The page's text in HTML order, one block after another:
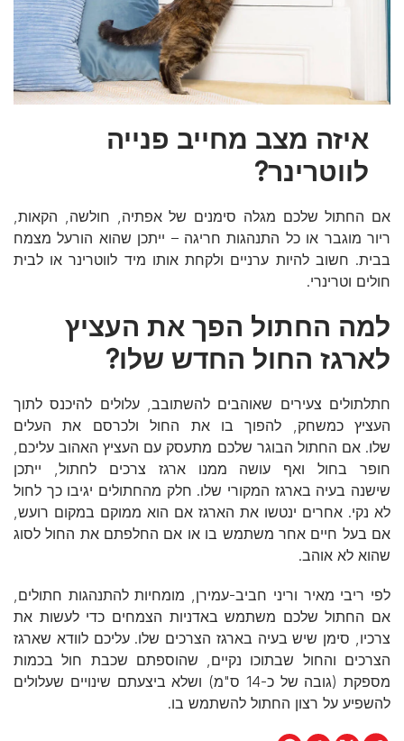
איזה מצב מחייב פנייה
לווטרינר?
אם החתול שלכם מגלה סימנים של אפתיה, חולשה, הקאות,
ריור מוגבר או כל התנהגות חריגה – ייתכן שהוא הורעל מצמח
בבית. חשוב להיות ערניים ולקחת אותו מיד לווטרינר או לבית
חולים וטרינרי.
למה החתול הפך את העציץ
לארגז החול החדש שלו?
חתלתולים צעירים שאוהבים להשתובב, עלולים להיכנס לתוך
העציץ כמשחק, להפוך בו את החול ולכרסם את העלים
שלו. אם החתול הבוגר שלכם מתעסק עם העציץ האהוב עליכם,
חופר בחול ואף עושה ממנו ארגז צרכים לחתול, ייתכן
שישנה בעיה בארגז המקורי שלו. חלק מהחתולים יגיבו כך לחול
לא נקי. אחרים ינטשו את הארגז אם הוא ממוקם במקום רועש,
אם בעל חיים אחר משתמש בו או אם החלפתם את החול לסוג
שהוא לא אוהב.
לפי ריבי מאיר וריני חביב-עמירן, מומחיות להתנהגות חתולים,
אם החתול שלכם משתמש באדניות הצמחים כדי לעשות את
צרכיו, סימן שיש בעיה בארגז הצרכים שלו. עליכם לוודא שארגז
הצרכים והחול שבתוכו נקיים, שהוספתם שכבת חול בכמות
מספקת (גובה של כ-14 ס"מ) ושלא ביצעתם שינויים שעלולים
להשפיע על רצון החתול להשתמש בו.